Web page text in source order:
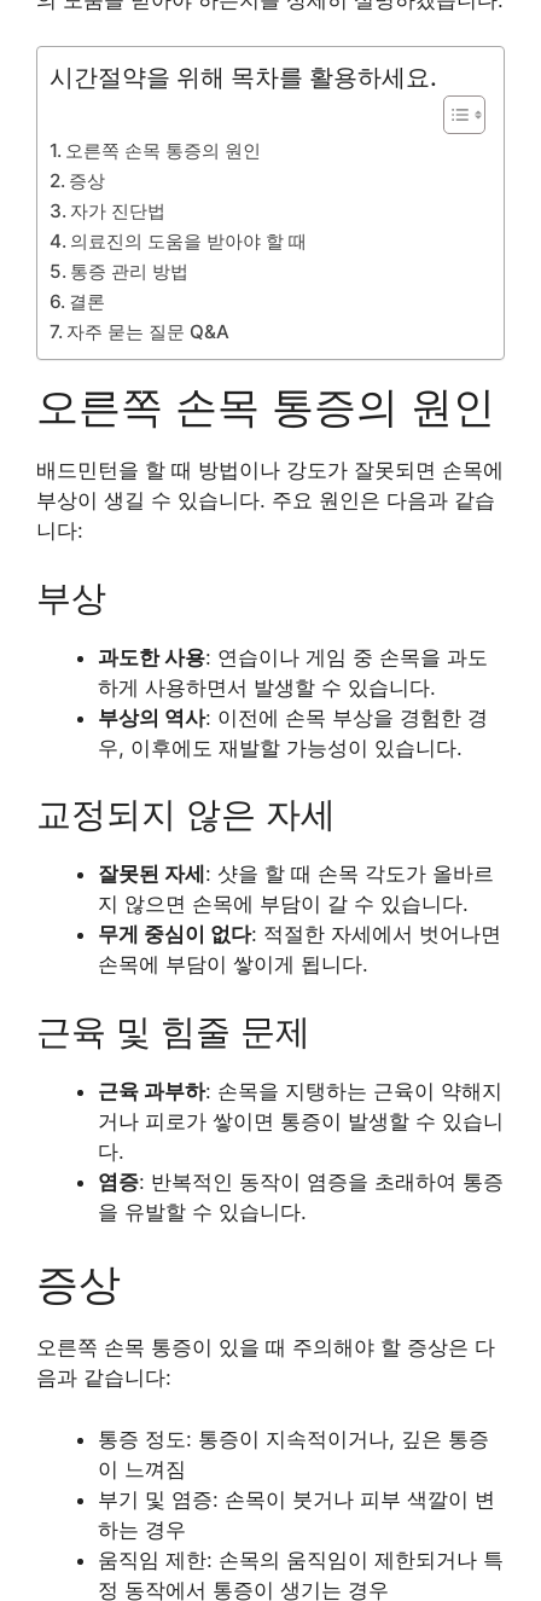
시간절약을 위해 목차를 활용하세요.
오른쪽 손목 통증의 원인
증상
자가 진단법
의료진의 도움을 받아야 할 때
통증 관리 방법
결론
자주 묻는 질문 Q&A
오른쪽 손목 통증의 원인
배드민턴을 할 때 방법이나 강도가 잘못되면 손목에
부상이 생길 수 있습니다. 주요 원인은 다음과 같습
니다:
부상
과도한 사용: 연습이나 게임 중 손목을 과도
하게 사용하면서 발생할 수 있습니다.
부상의 역사: 이전에 손목 부상을 경험한 경
우, 이후에도 재발할 가능성이 있습니다.
교정되지 않은 자세
잘못된 자세 : 샷을 할 때 손목 각도가 올바르
지 않으면 손목에 부담이 갈 수 있습니다.
무게 중심이 없다: 적절한 자세에서 벗어나면
손목에 부담이 쌓이게 됩니다.
근육 및 힘줄 문제
근육 과부하: 손목을 지탱하는 근육이 약해지
거나 피로가 쌓이면 통증이 발생할 수 있습니
다.
염증: 반복적인 동작이 염증을 초래하여 통증
을 유발할 수 있습니다.
증상
오른쪽 손목 통증이 있을 때 주의해야 할 증상은 다
음과 같습니다:
통증 정도: 통증이 지속적이거나, 깊은 통증
이 느껴짐
부기 및 염증: 손목이 붓거나 피부 색깔이 변
하는 경우
움직임 제한: 손목의 움직임이 제한되거나 특
정 동작에서 통증이 생기는 경우